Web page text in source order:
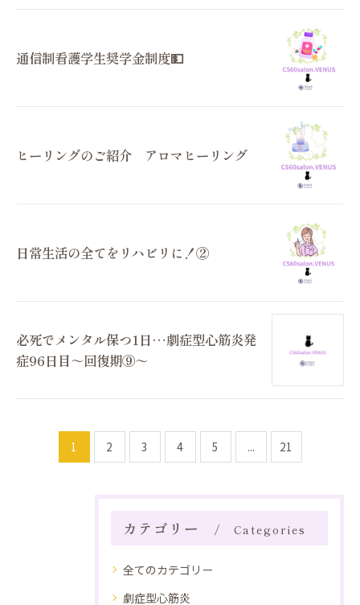
通信制看護学生奨学金制度💵
ヒーリングのご紹介 アロマヒーリング
日常生活の全てをリハビリに！②
必死でメンタル保つ1日…劇症型心筋炎発
症96日目～回復期⑨～
1 2 3 4 5 ... 21
カテゴリー Categories
全てのカテゴリー
劇症型心筋炎